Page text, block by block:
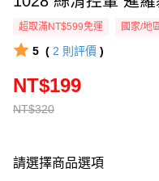
超取滿NT$599免運 國家/地
5 ( 2 則評價 )
NT$320
NT$199
請選擇商品選項